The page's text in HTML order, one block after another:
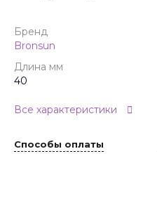
Бренд
Bronsun
Длина мм
40
Все характеристики
Способы оплаты